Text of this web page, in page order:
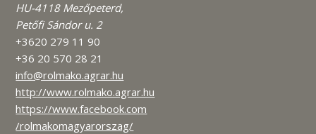
HU-4118 Mezőpeterd,
Petőfi Sándor u. 2
+3620 279 11 90
+36 20 570 28 21
info@rolmako.agrar.hu
http://www.rolmako.agrar.hu
https://www.facebook.com
/rolmakomagyarorszag/